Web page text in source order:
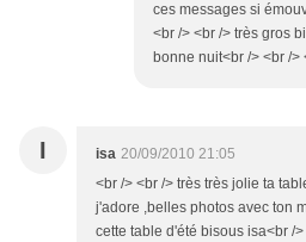
ces messages si
<br /> <br /> très gros
bonne nuit<br /> <br />
I isa 20/09/2010 21:05
<br /> <br /> très très jolie ta
j'adore ,belles photos avec ton
cette table d'été bisous isa<br /